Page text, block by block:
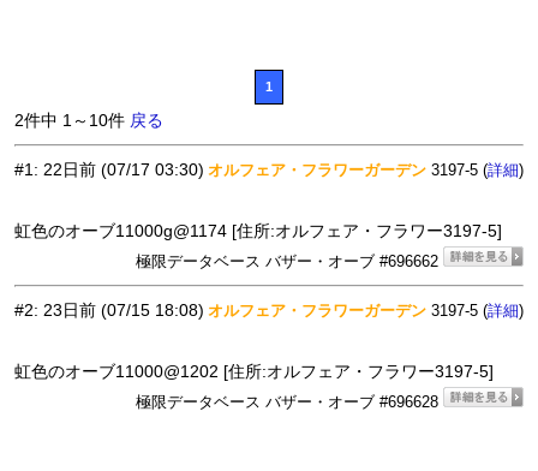
1
2件中 1～10件 戻る
#1: 22日前 (07/17 03:30) オルフェア・フラワーガーデン 3197-5 (詳細)
虹色のオーブ11000g@1174 [住所:オルフェア・フラワー3197-5]
極限データベース バザー・オーブ #696662
#2: 23日前 (07/15 18:08) オルフェア・フラワーガーデン 3197-5 (詳細)
虹色のオーブ11000@1202 [住所:オルフェア・フラワー3197-5]
極限データベース バザー・オーブ #696628